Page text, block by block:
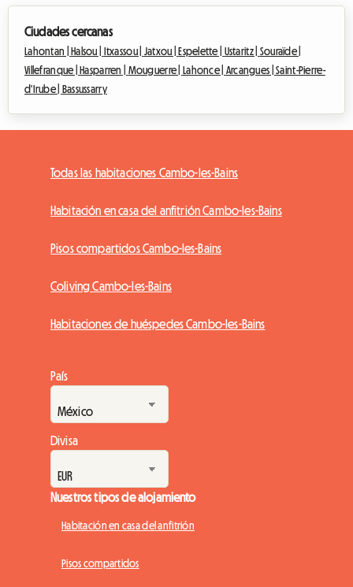
Ciudades cercanas
Lahontan | Halsou | Itxassou | Jatxou | Espelette | Ustaritz | Souraïde |
Villefranque |
Hasparren | Mouguerre | Lahonce | Arcangues |Saint-Pierre-
d'Irube |
Bassussarry
Todas las habitaciones Cambo-les-Bains
Habitación en casa del anfitrión Cambo-les-Bains
Pisos compartidos Cambo-les-Bains
Coliving Cambo-les-Bains
Habitaciones de huéspedes Cambo-les-Bains
País
Divisa
Nuestros tipos de alojamiento
Habitación en casa del anfitrión
Pisos compartidos